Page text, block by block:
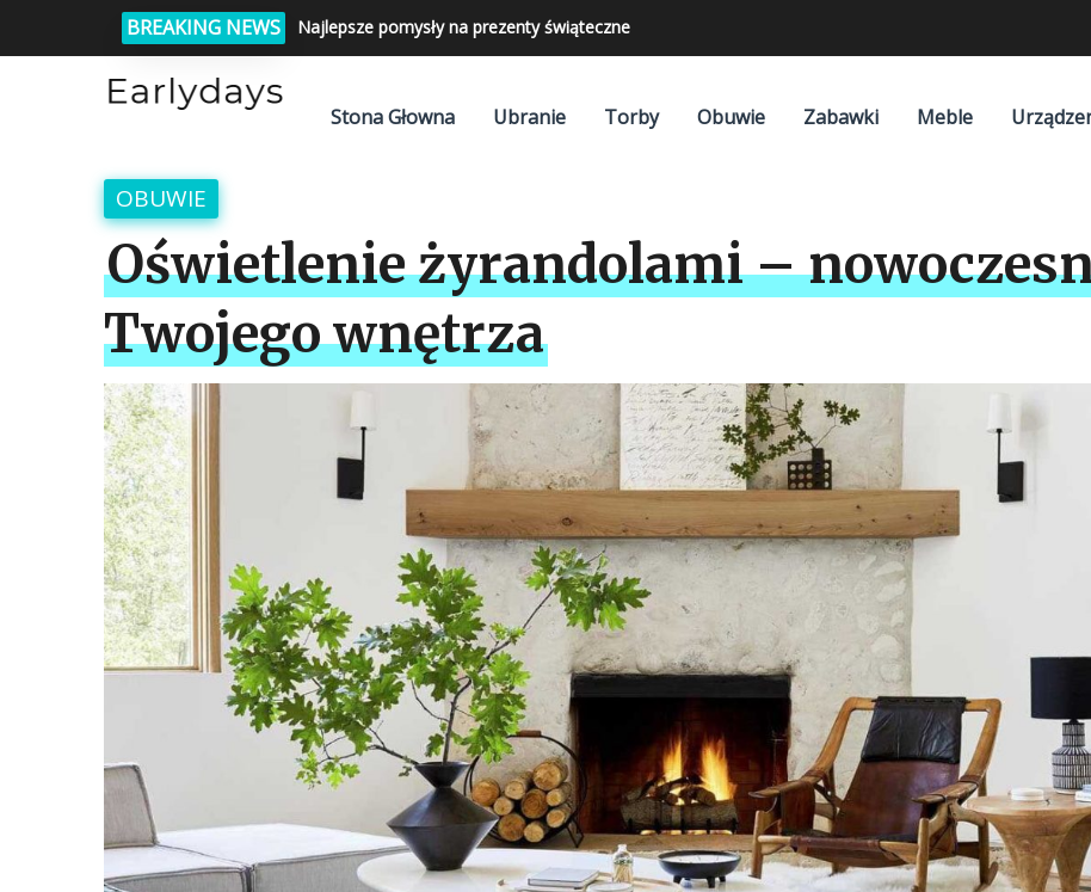
BREAKING NEWS Najlepsze pomysły na prezenty świąteczne
Stona Głowna Ubranie Torby Obuwie Zabawki Meble
OBUWIE
Oświetlenie żyrandolami –
Twojego wnętrza